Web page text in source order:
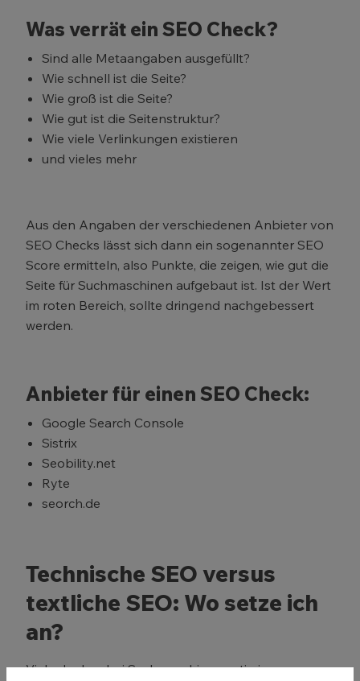
Was verrät ein SEO Check?
Sind alle Metaangaben ausgefüllt?
Wie schnell ist die Seite?
Wie groß ist die Seite?
Wie gut ist die Seitenstruktur?
Wie viele Verlinkungen existieren
und vieles mehr
Aus den Angaben der verschiedenen Anbieter von
SEO Checks lässt sich dann ein sogenannter SEO
Score ermitteln, also Punkte, die zeigen, wie gut die
Seite für Suchmaschinen aufgebaut ist. Ist der Wert
im roten Bereich, sollte dringend nachgebessert
werden.
Anbieter für einen SEO Check:
Google Search Console
Sistrix
Seobility.net
Ryte
seorch.de
Technische SEO versus
textliche SEO: Wo setze ich
an?
Viele denken bei Suchmaschinenoptimierung an